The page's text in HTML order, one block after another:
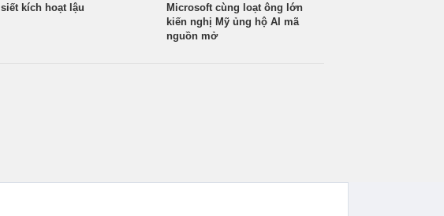
siết kích hoạt lậu
Microsoft cùng loạt ông lớn
kiến nghị Mỹ ủng hộ AI mã
nguồn mở